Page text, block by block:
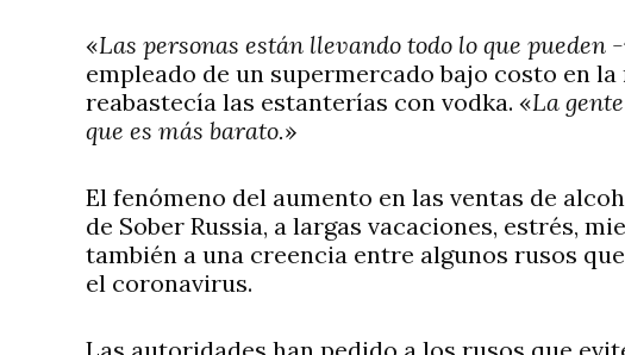
«Las personas están llevando todo lo que pueden
empleado de un supermercado bajo costo en
reabastecía las estanterías con vodka. «La
que es más barato.»
El fenómeno del aumento en las ventas de
de Sober Russia, a largas vacaciones, estrés,
también a una creencia entre algunos rusos
el coronavirus.